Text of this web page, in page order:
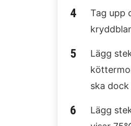
Tag upp
Lägg
ska
Lägg